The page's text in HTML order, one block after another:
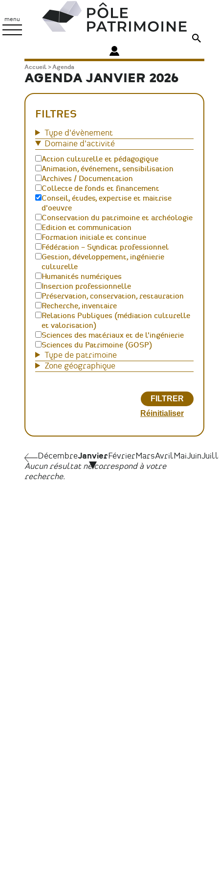
contenu
principal
menu
Patrimoine
Fil
d'Ariane
Accueil Agenda
AGENDA JANVIER 2026
Pagination
Décembre
DécembreJanvier Février MarsAvrilMaiJuin
Aucun résultat ne correspond à votre
recherche.
FILTRES
Type d'évènement
Domaine d'activité
Action culturelle et pédagogique
Animation, événement, sensibilisation
Archives / Documentation
Collecte de fonds et financement
Conseil, études, expertise et maitrise
d'oeuvre
Conservation du patrimoine et archéologie
Edition et communication
Formation initiale et continue
Fédération – Syndicat professionnel
Gestion, développement, ingénierie
culturelle
Humanités numériques
Insertion professionnelle
Préservation, conservation, restauration
Recherche, inventaire
Relations Publiques (médiation culturelle
et valorisation)
Sciences des matériaux et de l'ingénierie
Sciences du Patrimoine (GOSP)
Type de patrimoine
Zone géographique